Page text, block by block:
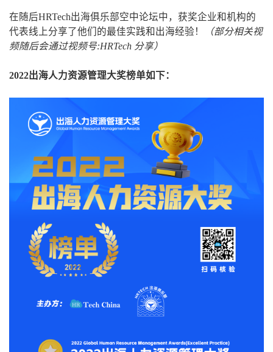
在随后HRTech出海俱乐部空中论坛中，获奖企业和机构的
代表线上分享了他们的最佳实践和出海经验！
（部分相关视
频随后会通过视频号:HRTech 分享）
2022出海人力资源管理大奖榜单如下：